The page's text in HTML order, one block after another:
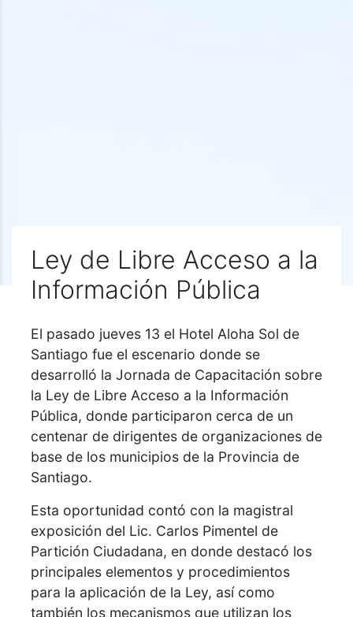
Ley de Libre Acceso a la
Información Pública
El pasado jueves 13 el Hotel Aloha Sol de
Santiago fue el escenario donde se
desarrolló la Jornada de Capacitación sobre
la Ley de Libre Acceso a la Información
Pública, donde participaron cerca de un
centenar de dirigentes de organizaciones de
base de los municipios de la Provincia de
Santiago.
Esta oportunidad contó con la magistral
exposición del Lic. Carlos Pimentel de
Partición Ciudadana, en donde destacó los
principales elementos y procedimientos
para la aplicación de la Ley, así como
también los mecanismos que utilizan los